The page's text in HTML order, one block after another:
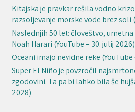
Kitajska je pravkar rešila vodno
razsoljevanje morske vode brez soli
Naslednjih 50 let: človeštvo,
Noah Harari (YouTube – 30. julij 2026)
Oceani imajo nevidne reke (YouTube
Super El Niño je povzročil
zgodovini. Ta pa bi lahko bila še
2028)